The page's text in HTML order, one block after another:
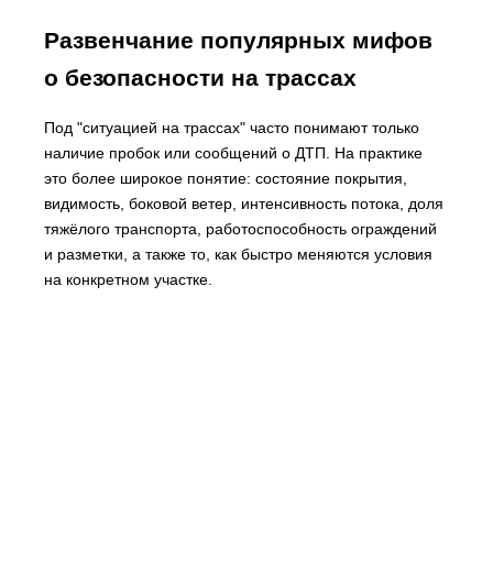
Развенчание популярных мифов
о безопасности на трассах
Под "ситуацией на трассах" часто понимают только
наличие пробок или сообщений о ДТП. На практике
это более широкое понятие: состояние покрытия,
видимость, боковой ветер, интенсивность потока, доля
тяжёлого транспорта, работоспособность ограждений
и разметки, а также то, как быстро меняются условия
на конкретном участке.